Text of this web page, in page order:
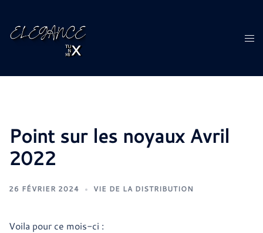
contenu
Point sur les noyaux Avril
2022
26 FÉVRIER 2024 VIE DE LA DISTRIBUTION
Voila pour ce mois-ci :